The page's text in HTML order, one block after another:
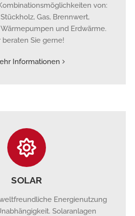
von:
Gas, Brennwert,
und Erdwärme.
beraten Sie gerne!
Informationen
SOLAR
Energienutzung
Solaranlagen